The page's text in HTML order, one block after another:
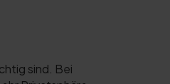
sind. Bei